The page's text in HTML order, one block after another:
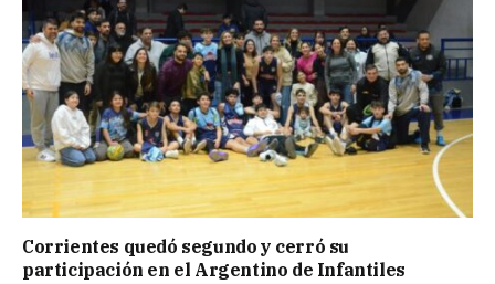
Corrientes quedó segundo y cerró su
participación en el Argentino de Infantiles